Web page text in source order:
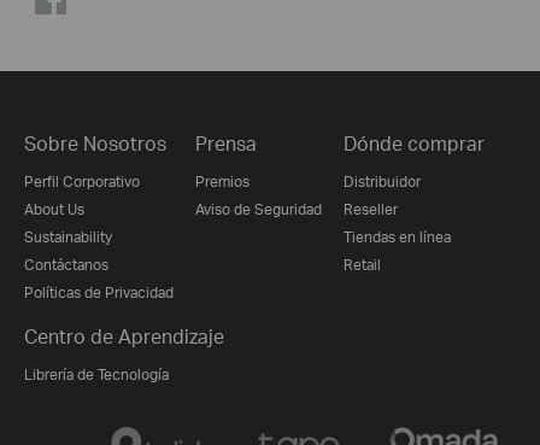
Sobre Nosotros
Perfil Corporativo
About Us
Sustainability
Contáctanos
Políticas de Privacidad
Prensa
Premios
Aviso de Seguridad
Dónde comprar
Distribuidor
Reseller
Tiendas en línea
Retail
Centro de Aprendizaje
Librería de Tecnología